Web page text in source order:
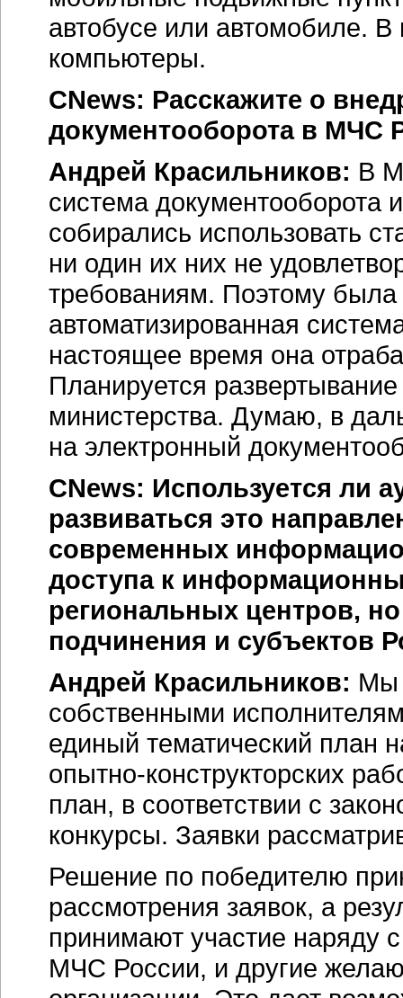
автобусе или автомобиле.
компьютеры.
CNews: Расскажите о
документооборота в МЧС
Андрей Красильников: В
система документооборота
собирались использовать
ни один их них не
требованиям. Поэтому была
автоматизированная
настоящее время она
Планируется
министерства. Думаю, в
на электронный
CNews: Используется ли
развиваться это
современных
доступа к
региональных центров,
подчинения и субъектов
Андрей Красильников: Мы
собственными
единый тематический план
опытно-конструкторских
план, в соответствии с
конкурсы. Заявки
Решение по победителю
рассмотрения заявок, а
принимают участие наряду
МЧС России, и другие